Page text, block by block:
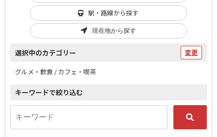
駅・路線から探す
現在地から探す
選択中のカテゴリー 変更
グルメ・飲食 / カフェ・喫茶
キーワードで絞り込む